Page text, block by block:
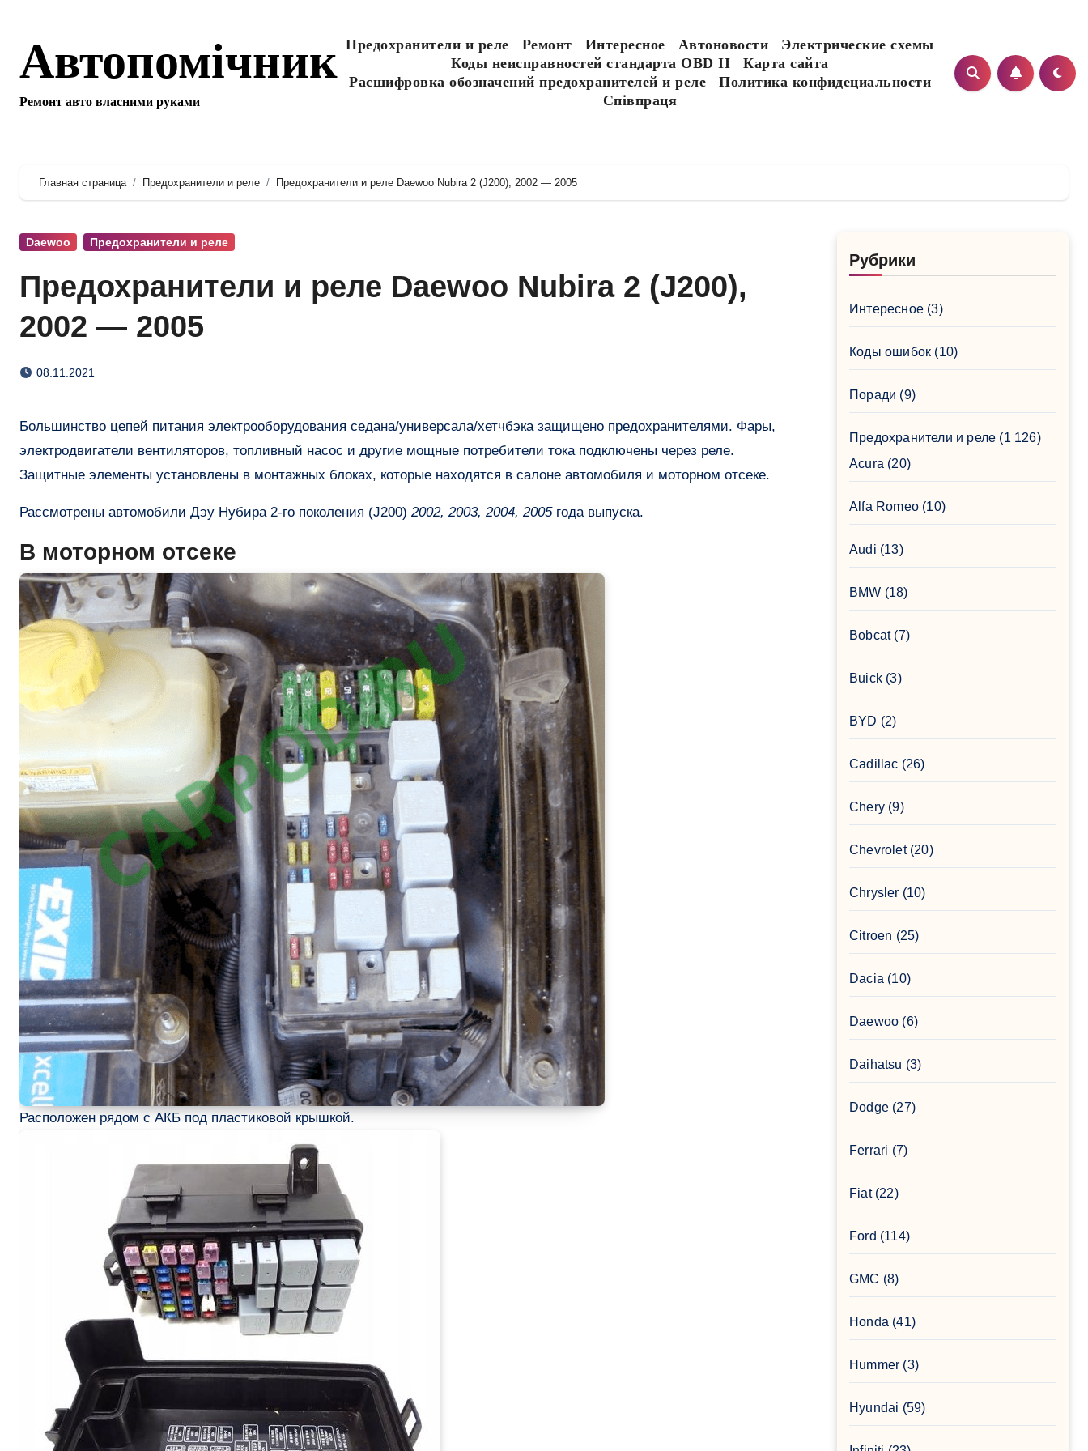
содержанию
Автопомічник
Ремонт авто власними руками
Предохранители и реле Ремонт Интересное Автоновости
Электрические схемы
Коды неисправностей стандарта OBD II
Карта сайта
Расшифровка обозначений предохранителей и реле
Политика конфидециальности
Співпраця
Главная страница Предохранители и реле Предохранители и реле Daewoo Nubira 2 (J200), 2002 — 2005
Daewoo Предохранители и реле
Предохранители и реле Daewoo Nubira 2 (J200),
2002 — 2005
08.11.2021
Большинство цепей питания электрооборудования седана/универсала/хетчбэка защищено предохранителями. Фары,
электродвигатели вентиляторов, топливный насос и другие мощные потребители тока подключены через реле.
Защитные элементы установлены в монтажных блоках, которые находятся в салоне автомобиля и моторном отсеке.
Рассмотрены автомобили Дэу Нубира 2-го поколения (J200) 2002, 2003, 2004, 2005 года выпуска.
В моторном отсеке
Расположен рядом с АКБ под пластиковой крышкой.
Рубрики
Интересное (3)
Коды ошибок (10)
Поради (9)
Предохранители и реле (1 126)
Acura (20)
Alfa Romeo (10)
Audi (13)
BMW (18)
Bobcat(7)
Buick (3)
BYD (2)
Cadillac (26)
Chery (9)
Chevrolet(20)
Chrysler (10)
Citroen (25)
Dacia (10)
Daewoo (6)
Daihatsu (3)
Dodge (27)
Ferrari (7)
Fiat(22)
Ford (114)
GMC (8)
Honda (41)
Hummer (3)
Hyundai (59)